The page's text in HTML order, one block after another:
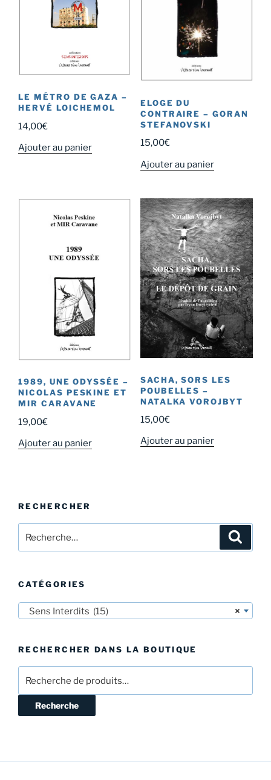
LE MÉTRO DE GAZA –
HERVÉ LOICHEMOL
14,00€
Ajouter au panier
ELOGE DU
CONTRAIRE – GORAN
STEFANOVSKI
15,00€
Ajouter au panier
1989, UNE ODYSSÉE –
NICOLAS PESKINE ET
MIR CARAVANE
19,00€
Ajouter au panier
SACHA, SORS LES
POUBELLES –
NATALKA VOROJBYT
15,00€
Ajouter au panier
RECHERCHER
pour
CATÉGORIES
×
Sens Interdits (15)
RECHERCHER DANS LA BOUTIQUE
pour :
Recherche